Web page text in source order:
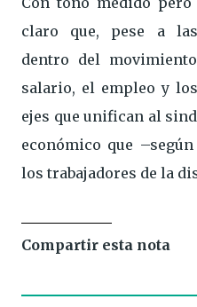
claro que, pese a
dentro del
salario, el empleo y
ejes que unifican al
económico que
los trabajadores de la
Compartir esta nota